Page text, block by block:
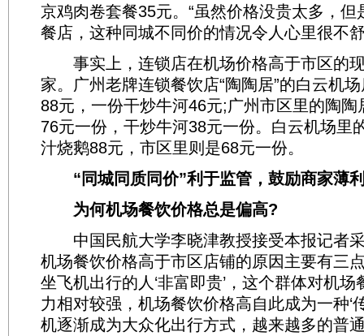
京鸡肉卷套餐35元。“虽然价格没贵太多，但
餐店，这种同城不同价的情况令人心里很不
事实上，连锁店在机场价格高于市区的
家。广州老牌连锁餐饮店“陶陶居”的白云机
88元，一份干炒牛河46元;广州市区里的陶陶
76元一份，干炒牛河38元一份。白云机场里
汁烧鹅88元，市区里则是68元一份。
“同城同质同价”利于监管，鼓励商家薄
为何机场餐饮价格总是偏高?
中国民航大学李晓津教授接受本报记者采
机场餐饮价格高于市区店铺的原因主要有三
坐飞机出行的人‘非富即贵’，这个群体对机
力相对较强，机场餐饮价格高自此成为一种‘
机逐渐成为大众化出行方式，越来越多的普